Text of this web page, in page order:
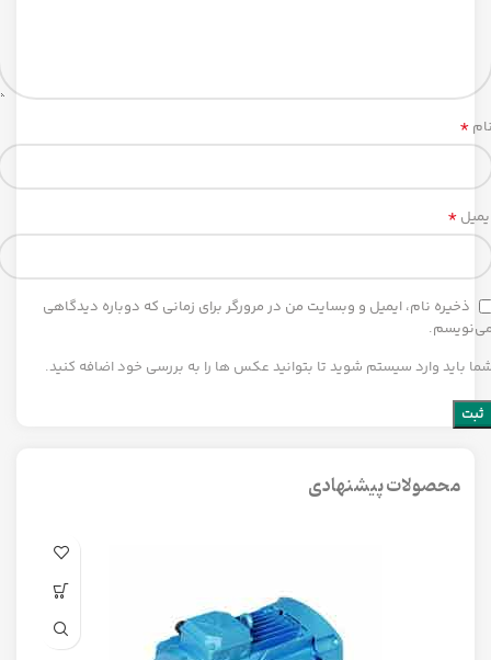
*
*
ذخیره نام، ایمیل و وبسایت من در مرورگر برای زمانی که دوباره دیدگاهی
باید وارد سیستم شوید تا بتوانید عکس ها را به بررسی خود اضافه کنید.
محصولات پیشنهادی